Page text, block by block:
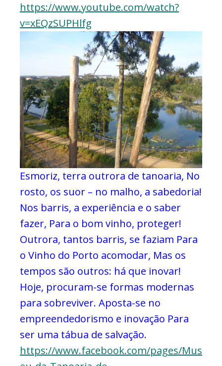
https://www.youtube.com/watch?
v=xEQzSUPHlfg
Esmoriz, terra outrora de tanoaria, No
rosto, os suor – no malho, a sabedoria!
Nos barris, a experiência e o saber
fazer, Para o bom vinho, proteger!
Outrora, tantos barris, se faziam Para
o Vinho do Porto acomodar, Mas os
tempos são outros: há que inovar!
Hoje, procuram-se formas modernas
para sobreviver. Aposta-se no
empreendedorismo e inovação Para
ser uma tábua de salvação.
https://www.facebook.com/pages/Mus